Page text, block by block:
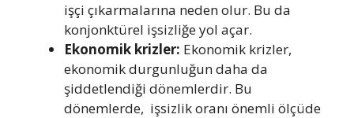
işçi çıkarmalarına neden olur. Bu da
konjonktürel işsizliğe yol açar.
Ekonomik krizler: Ekonomik krizler,
ekonomik durgunluğun daha da
şiddetlendiği dönemlerdir. Bu
dönemlerde, işsizlik oranı önemli ölçüde